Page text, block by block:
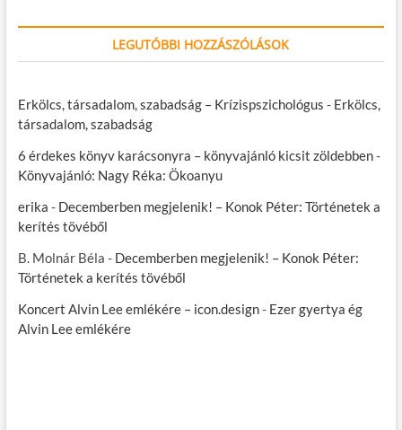
LEGUTÓBBI HOZZÁSZÓLÁSOK
Erkölcs, társadalom, szabadság – Krízispszichológus - Erkölcs,
társadalom, szabadság
6 érdekes könyv karácsonyra – könyvajánló kicsit zöldebben-
Könyvajánló: Nagy Réka: Ökoanyu
erika - Decemberben megjelenik! – Konok Péter: Történetek a
kerítés tövéből
B. Molnár Béla - Decemberben megjelenik! – Konok Péter:
Történetek a kerítés tövéből
Koncert Alvin Lee emlékére – icon.design- Ezer gyertya ég
Alvin Lee emlékére